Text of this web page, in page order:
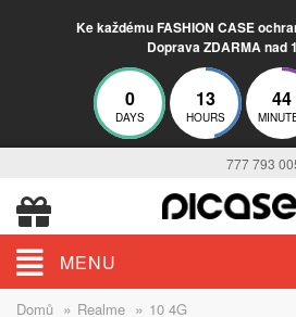
Ke každému FASHION CASE
Doprava ZDARMA nad
0
DAYS
13
HOURS
44
777 793
MENU
Domů » Realme » 10 4G